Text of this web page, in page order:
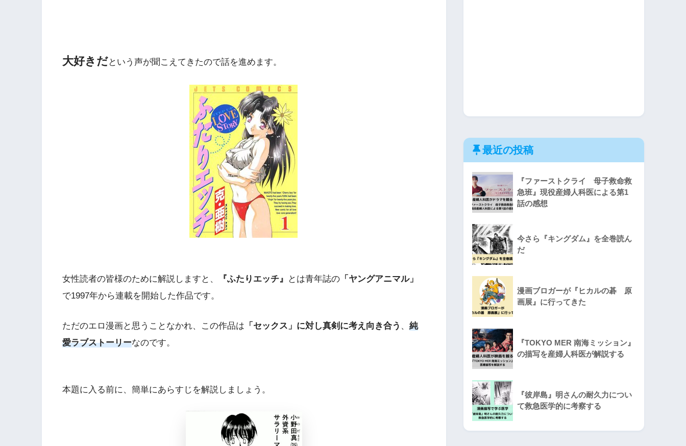
大好きだという声が聞こえてきたので話を進めます。
女性読者の皆様のために解説しますと、 『ふたりエッチ』 とは青年誌の 「ヤングアニマル」
で1997年から連載を開始した作品です。
ただのエロ漫画と思うことなかれ、この作品は 「セックス」に対し真剣に考え向き合う 、 純
愛ラブストーリーなのです。
本題に入る前に、簡単にあらすじを解説しましょう。
最近の投稿
『ファーストクライ 母子救命救
急班』現役産婦人科医による第1
話の感想
今さら『キングダム』を全巻読ん
だ
漫画ブロガーが『ヒカルの碁 原
画展』に行ってきた
『TOKYO MER 南海ミッション』
の描写を産婦人科医が解説する
『彼岸島』明さんの耐久力につい
て救急医学的に考察する